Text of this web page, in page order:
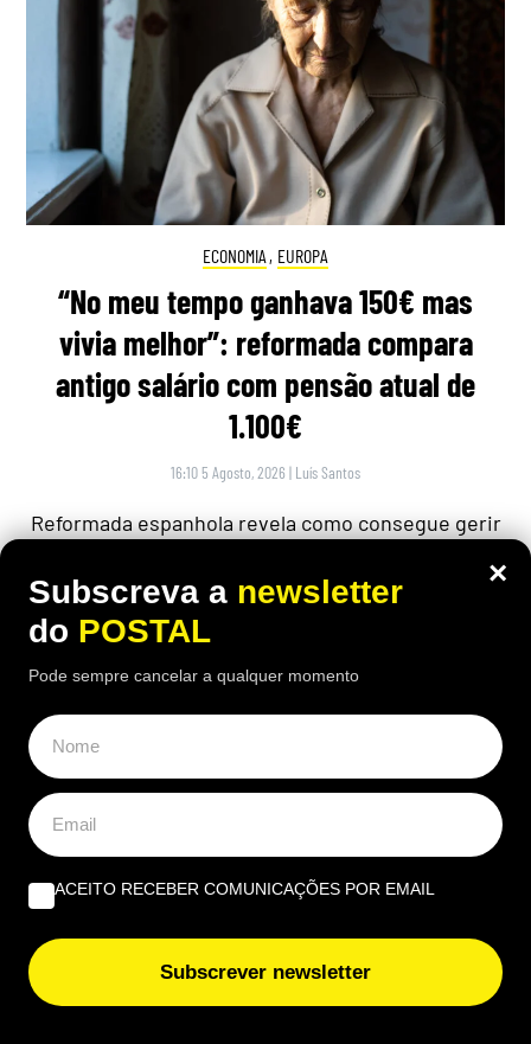
ECONOMIA , EUROPA
“No meu tempo ganhava 150€ mas
vivia melhor”: reformada compara
antigo salário com pensão atual de
1.100€
16:10 5 Agosto, 2026 | Luís Santos
Reformada espanhola revela como consegue gerir
preços cada vez mais elevados
ALGARVE,GASTRONOMIA
×
Subscreva a newsletter
do POSTAL
Pode sempre cancelar a qualquer momento
ACEITO RECEBER COMUNICAÇÕES POR EMAIL
Subscrever newsletter